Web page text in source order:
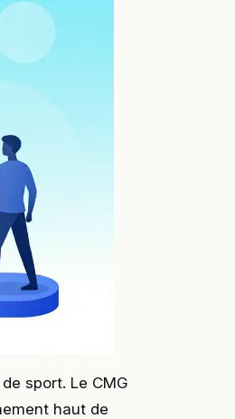
sport. Le CMG
haut de